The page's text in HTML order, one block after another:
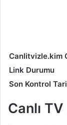
Canlitvizle.kim
Link Durumu
Son Kontrol
Canlı